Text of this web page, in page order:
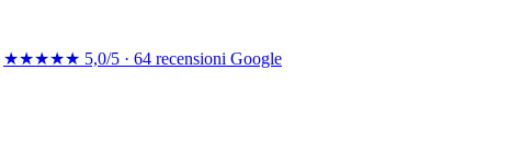
★★★★★ 5,0/5 · 64 recensioni Google